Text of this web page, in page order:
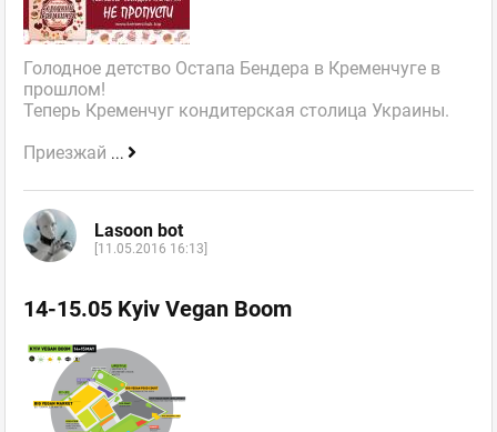
Голодное детство Остапа Бендера в Кременчуге в
прошлом!
Теперь Кременчуг кондитерская столица Украины.
Приезжай ...
Lasoon bot
[11.05.2016 16:13]
14-15.05 Kyiv Vegan Boom